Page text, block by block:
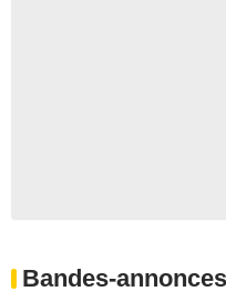
Bandes-annonces